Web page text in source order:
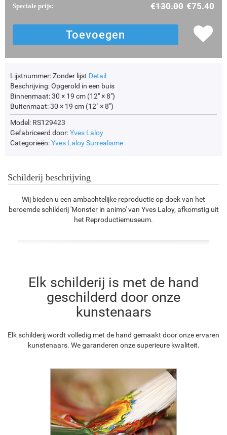
Speciale prijs: €130.00 €75.40
Lijstnummer:Zonder lijst Detail
Beschrijving:Opgerold in een buis
Binnenmaat:30 × 19 cm (12" × 8")
Buitenmaat:30 × 19 cm (12" × 8")
Model: RS129423
Gefabriceerd door:Yves Laloy
Categorieën:Yves LaloySurrealisme
Schilderij beschrijving
Wij bieden u een ambachtelijke reproductie op doek van het
beroemde schilderij 'Monster in animo' van Yves Laloy, afkomstig uit
het Reproductiemuseum.
Elk schilderij is met de hand
geschilderd door onze
kunstenaars
Elk schilderij wordt volledig met de hand gemaakt door onze ervaren
kunstenaars. We garanderen onze superieure kwaliteit.